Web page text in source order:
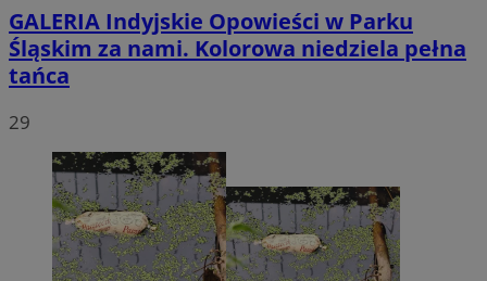
GALERIA Indyjskie Opowieści w Parku
Śląskim za nami. Kolorowa niedziela pełna
tańca
29